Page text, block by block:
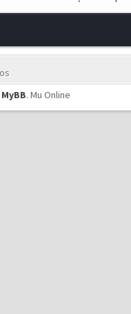
MyBB. Mu Online